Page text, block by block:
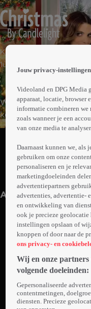
Komedie
1uur26min
Wellness-expert
kerstherinneringen
maken met Tom, de
toch de
succes wordt, kan
laten komen.
Anderen kijken ook
Jouw privacy-instellingen
Videoland en DPG Media
apparaat, locatie, browser
informatie combineren we
zoals wanneer je een
van onze media te
Daarnaast kunnen we, als
gebruiken om onze
personaliseren en je
marketingdoeleinden
advertentiepartners
advertenties, advertentie-
en ontwikkeling van
ook je precieze
instellingen opslaan of
knoppen of door naar de
ons privacy- en
Wij en onze partners
volgende doeleinden:
Gepersonaliseerde
contentmetingen,
diensten. Precieze